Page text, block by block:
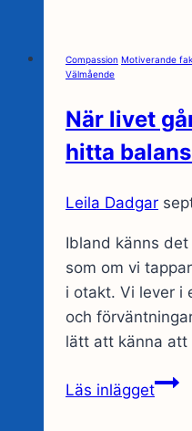
Compassion Motiverande
Välmående
När livet
hitta
Leila Dadgar
Ibland känns
som om vi
i otakt. Vi lever i
och
lätt att känna
Läs inläggetNär